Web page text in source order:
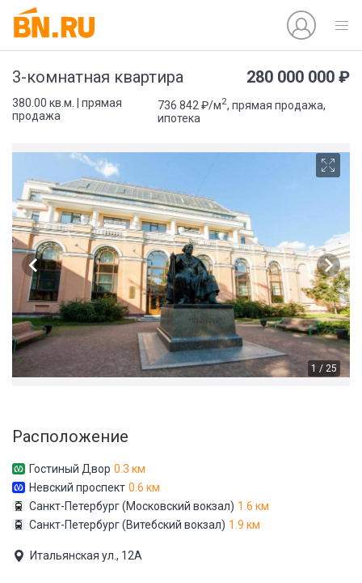
3-комнатная квартира 280 000 000 ₽
380.00 кв.м. | прямая
продажа
736 842 ₽/м2, прямая продажа,
ипотека
1 / 25
Расположение
Гостиный Двор 0.3 км
Невский проспект 0.6 км
Санкт-Петербург (Московский вокзал) 1.6 км
Санкт-Петербург (Витебский вокзал) 1.9 км
Итальянская ул., 12А